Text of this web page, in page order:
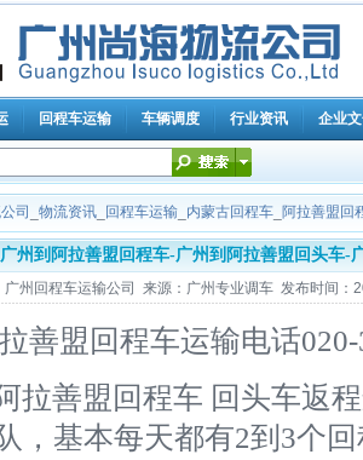
回程车运输 车辆调度 行业资讯 企业
司 物流资讯 回程车运输 内蒙古回程车 阿拉善盟回
广州到阿拉善盟回程车-广州到阿拉善盟回头车-
广州回程车运输公司 来源：广州专业调车 发布时间：
善盟回程车运输电话020-
拉善盟回程车 回头车返
，基本每天都有2到3个